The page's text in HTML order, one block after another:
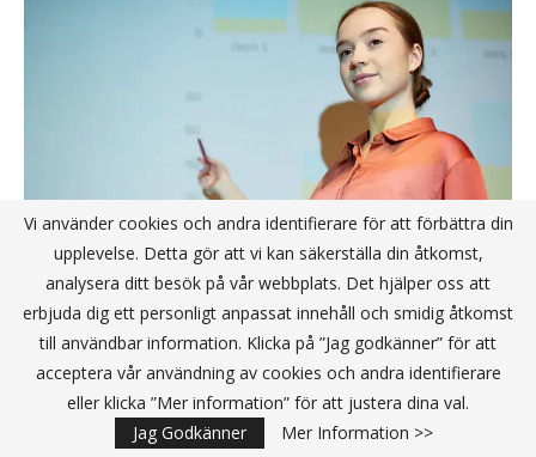
Att övertyga investerare – experttips
för nystartade teknikföretag
Vi använder cookies och andra identifierare för att förbättra din
upplevelse. Detta gör att vi kan säkerställa din åtkomst,
analysera ditt besök på vår webbplats. Det hjälper oss att
erbjuda dig ett personligt anpassat innehåll och smidig åtkomst
till användbar information. Klicka på ”Jag godkänner” för att
acceptera vår användning av cookies och andra identifierare
eller klicka ”Mer information” för att justera dina val.
Jag Godkänner
Mer Information >>